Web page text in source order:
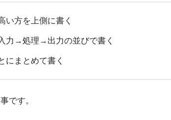
い方を上側に書く
力→処理→出力の並びで書く
にまとめて書く
です。